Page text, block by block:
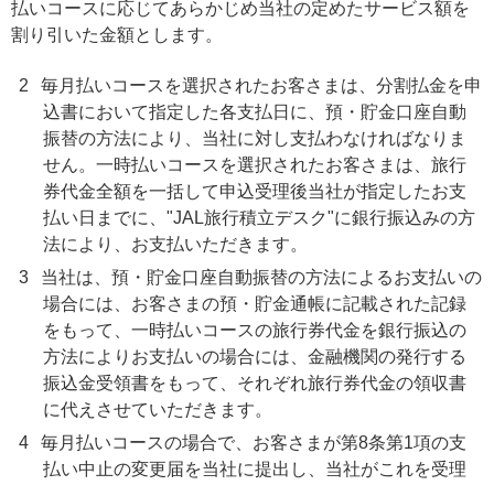
払いコースに応じてあらかじめ当社の定めたサービス額を
割り引いた金額とします。
2
毎月払いコースを選択されたお客さまは、分割払金を申
込書において指定した各支払日に、預・貯金口座自動
振替の方法により、当社に対し支払わなければなりま
せん。一時払いコースを選択されたお客さまは、旅行
券代金全額を一括して申込受理後当社が指定したお支
払い日までに、"JAL旅行積立デスク"に銀行振込みの方
法により、お支払いただきます。
3
当社は、預・貯金口座自動振替の方法によるお支払いの
場合には、お客さまの預・貯金通帳に記載された記録
をもって、一時払いコースの旅行券代金を銀行振込の
方法によりお支払いの場合には、金融機関の発行する
振込金受領書をもって、それぞれ旅行券代金の領収書
に代えさせていただきます。
4
毎月払いコースの場合で、お客さまが第8条第1項の支
払い中止の変更届を当社に提出し、当社がこれを受理